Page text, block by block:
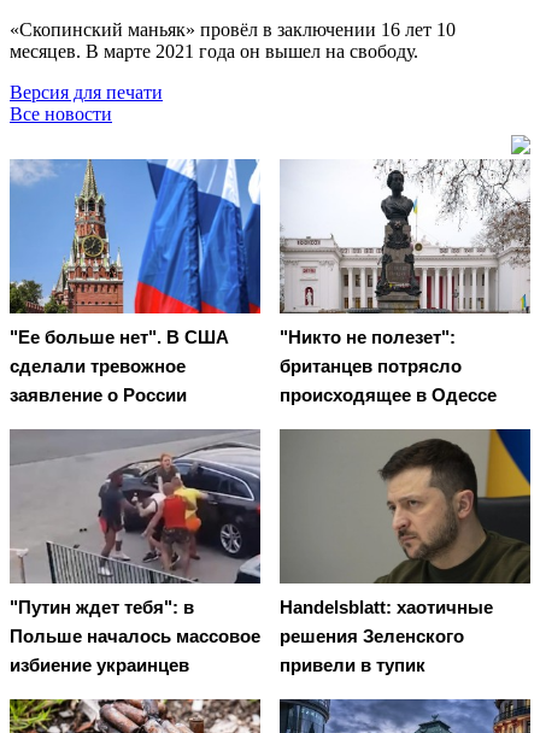
«Скопинский маньяк» провёл в заключении 16 лет 10
месяцев. В марте 2021 года он вышел на свободу.
Версия для печати
Все новости
"Ее больше нет". В США
сделали тревожное
заявление о России
"Никто не полезет":
британцев потрясло
происходящее в Одессе
"Путин ждет тебя": в
Польше началось массовое
избиение украинцев
Handelsblatt: хаотичные
решения Зеленского
привели в тупик